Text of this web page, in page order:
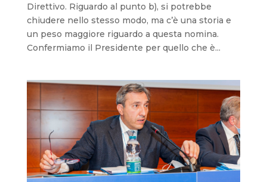
Direttivo. Riguardo al punto b), si potrebbe
chiudere nello stesso modo, ma c’è una storia e
un peso maggiore riguardo a questa nomina.
Confermiamo il Presidente per quello che è...